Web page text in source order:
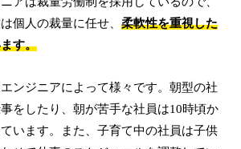
個人の裁量に任せ、柔軟性を重視した
す。
ンジニアによって様々です。朝型の社
をしたり、朝が苦手な社員は10時頃か
います。また、子育て中の社員は子供